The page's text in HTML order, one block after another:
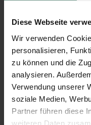
Diese Webseite
Wir verwenden
personalisieren,
zu können und die
analysieren.
Verwendung unserer
soziale Medien,
Partner führen diese
weiteren Daten
Fechingerstrasse 7
66271